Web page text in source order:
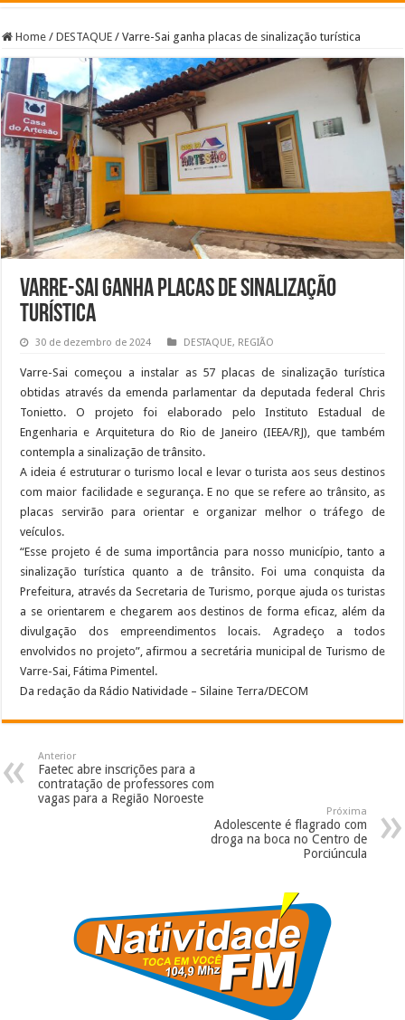
Home / DESTAQUE / Varre-Sai ganha placas de sinalização turística
Varre-Sai ganha placas de sinalização
turística
30 de dezembro de 2024 DESTAQUE, REGIÃO
Varre-Sai começou a instalar as 57 placas de sinalização turística
obtidas através da emenda parlamentar da deputada federal Chris
Tonietto. O projeto foi elaborado pelo Instituto Estadual de
Engenharia e Arquitetura do Rio de Janeiro (IEEA/RJ), que também
contempla a sinalização de trânsito.
A ideia é estruturar o turismo local e levar o turista aos seus destinos
com maior facilidade e segurança. E no que se refere ao trânsito, as
placas servirão para orientar e organizar melhor o tráfego de
veículos.
“Esse projeto é de suma importância para nosso município, tanto a
sinalização turística quanto a de trânsito. Foi uma conquista da
Prefeitura, através da Secretaria de Turismo, porque ajuda os turistas
a se orientarem e chegarem aos destinos de forma eficaz, além da
divulgação dos empreendimentos locais. Agradeço a todos
envolvidos no projeto”, afirmou a secretária municipal de Turismo de
Varre-Sai, Fátima Pimentel.
Da redação da Rádio Natividade – Silaine Terra/DECOM
Anterior
Faetec abre inscrições para a
contratação de professores com
vagas para a Região Noroeste
Próxima
Adolescente é flagrado com
droga na boca no Centro de
Porciúncula